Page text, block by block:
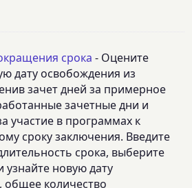
срока - Оцените
дату освобождения из
зачет дней за примерное
зачетные дни и
участие в программах к
сроку заключения. Введите
срока, выберите
узнайте новую дату
общее количество